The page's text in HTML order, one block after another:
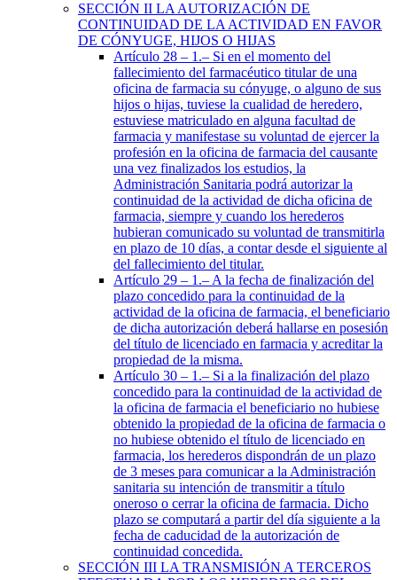
SECCIÓN II LA AUTORIZACIÓN DE
CONTINUIDAD DE LA ACTIVIDAD EN FAVOR
DE CÓNYUGE, HIJOS O HIJAS
Artículo 28 – 1.– Si en el momento del
fallecimiento del farmacéutico titular de una
oficina de farmacia su cónyuge, o alguno de sus
hijos o hijas, tuviese la cualidad de heredero,
estuviese matriculado en alguna facultad de
farmacia y manifestase su voluntad de ejercer la
profesión en la oficina de farmacia del causante
una vez finalizados los estudios, la
Administración Sanitaria podrá autorizar la
continuidad de la actividad de dicha oficina de
farmacia, siempre y cuando los herederos
hubieran comunicado su voluntad de transmitirla
en plazo de 10 días, a contar desde el siguiente al
del fallecimiento del titular.
Artículo 29 – 1.– A la fecha de finalización del
plazo concedido para la continuidad de la
actividad de la oficina de farmacia, el beneficiario
de dicha autorización deberá hallarse en posesión
del título de licenciado en farmacia y acreditar la
propiedad de la misma.
Artículo 30 – 1.– Si a la finalización del plazo
concedido para la continuidad de la actividad de
la oficina de farmacia el beneficiario no hubiese
obtenido la propiedad de la oficina de farmacia o
no hubiese obtenido el título de licenciado en
farmacia, los herederos dispondrán de un plazo
de 3 meses para comunicar a la Administración
sanitaria su intención de transmitir a título
oneroso o cerrar la oficina de farmacia. Dicho
plazo se computará a partir del día siguiente a la
fecha de caducidad de la autorización de
continuidad concedida.
SECCIÓN III LA TRANSMISIÓN A TERCEROS